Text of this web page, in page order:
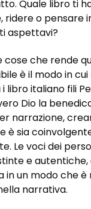
Quale libro ti
ridere o pensare
aspettavi?
cose che rende
è il modo in cui
libro italiano fili
Dio la
narrazione,
è sia
Le voci dei
e autentiche,
in un modo che è
narrativa.